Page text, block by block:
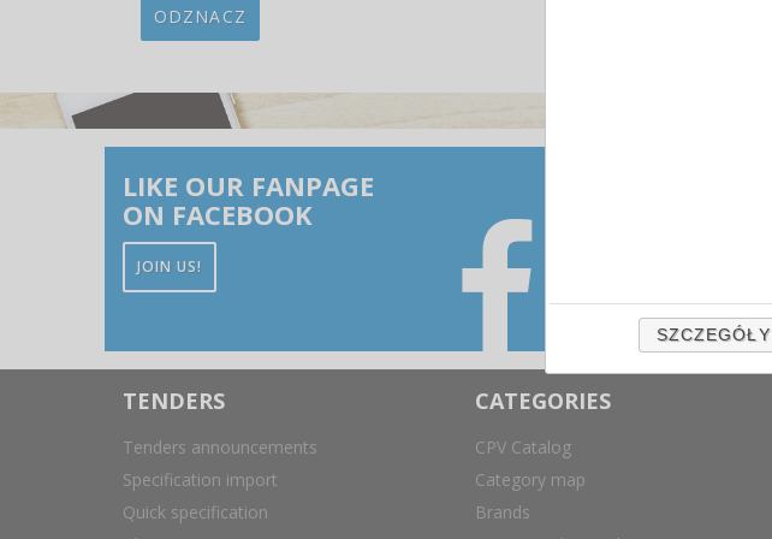
ODZNACZ
LIKE OUR FANPAGE
ON FACEBOOK
JOIN US!
skrzynkę mailową.
TENDERS
Tenders announcements
Specification import
Quick specification
CATEGORIES
CPV Catalog
Category map
Brands
SZCZEGÓŁY